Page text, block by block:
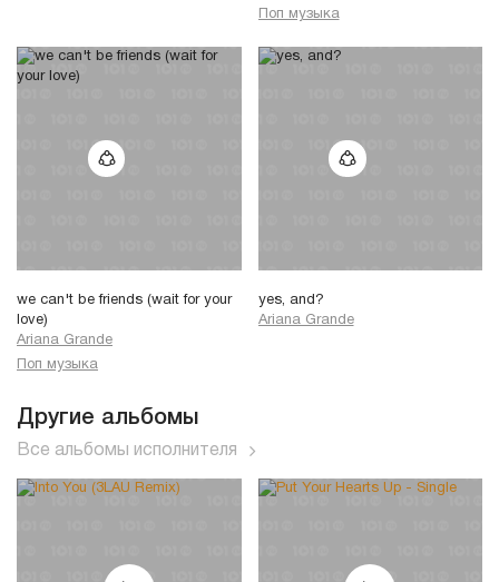
Поп музыка
we can't be friends (wait for your
love)
Ariana Grande
Поп музыка
yes, and?
Ariana Grande
Другие альбомы
Все альбомы исполнителя